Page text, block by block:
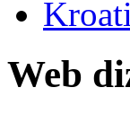
Web